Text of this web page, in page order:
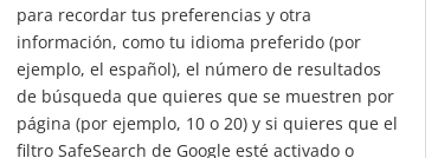
para recordar tus preferencias y otra
información, como tu idioma preferido (por
ejemplo, el español), el número de resultados
de búsqueda que quieres que se muestren por
página (por ejemplo, 10 o 20) y si quieres que el
filtro SafeSearch de Google esté activado o